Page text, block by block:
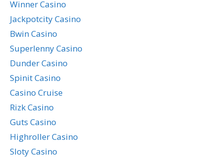
Winner Casino
Jackpotcity Casino
Bwin Casino
Superlenny Casino
Dunder Casino
Spinit Casino
Casino Cruise
Rizk Casino
Guts Casino
Highroller Casino
Sloty Casino